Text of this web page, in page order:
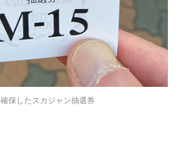
確保したスカジャン抽選券